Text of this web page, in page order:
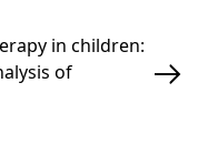
in children:
of